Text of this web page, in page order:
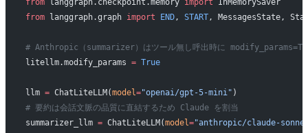
from langgraph.checkpoint.memory import InMemorySaver
from langgraph.graph import END, START, MessagesState,
# Anthropic（summarizer）はツール無し呼出時に
litellm.modify_params = True
llm = ChatLiteLLM(model="openai/gpt-5-mini" )
# 要約は会話文脈の品質に直結するため Claude を割当
summarizer_llm = ChatLiteLLM(model="anthropic/claude-